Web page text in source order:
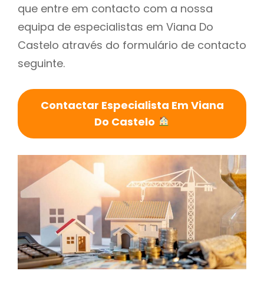
que entre em contacto com a nossa
equipa de especialistas em Viana Do
Castelo através do formulário de contacto
seguinte.
Contactar Especialista Em Viana
Do Castelo